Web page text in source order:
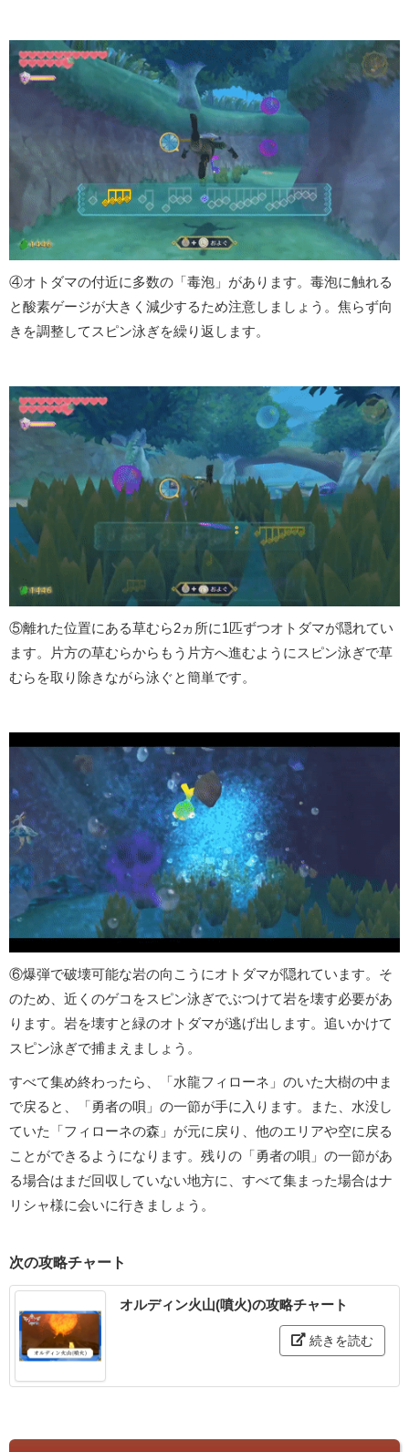
④オトダマの付近に多数の「毒泡」があります。毒泡に触れる
と酸素ゲージが大きく減少するため注意しましょう。焦らず向
きを調整してスピン泳ぎを繰り返します。
⑤離れた位置にある草むら2ヵ所に1匹ずつオトダマが隠れてい
ます。片方の草むらからもう片方へ進むようにスピン泳ぎで草
むらを取り除きながら泳ぐと簡単です。
⑥爆弾で破壊可能な岩の向こうにオトダマが隠れています。そ
のため、近くのゲコをスピン泳ぎでぶつけて岩を壊す必要があ
ります。岩を壊すと緑のオトダマが逃げ出します。追いかけて
スピン泳ぎで捕まえましょう。
すべて集め終わったら、「水龍フィローネ」のいた大樹の中ま
で戻ると
、「勇者の唄」の一節が手に入ります。また、水没し
ていた「フィローネの森」が元に戻り、他のエリアや空に戻る
ことができるようになります。残りの「勇者の唄」の一節があ
る場合はまだ回収していない地方に、すべて集まった場合はナ
リシャ様に会いに行きましょう。
次の攻略チャート
オルディン火山(噴火)の攻略チャート
続きを読む